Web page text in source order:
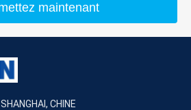
maintenant
CHINE